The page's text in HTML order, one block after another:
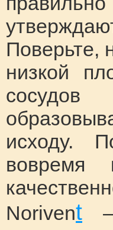
Поверьте,
низкой
исходу.
вовремя
Norivent –